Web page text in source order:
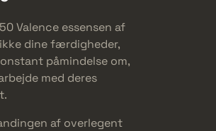
Valence essensen af
dine færdigheder,
påmindelse om,
med deres
af overlegent